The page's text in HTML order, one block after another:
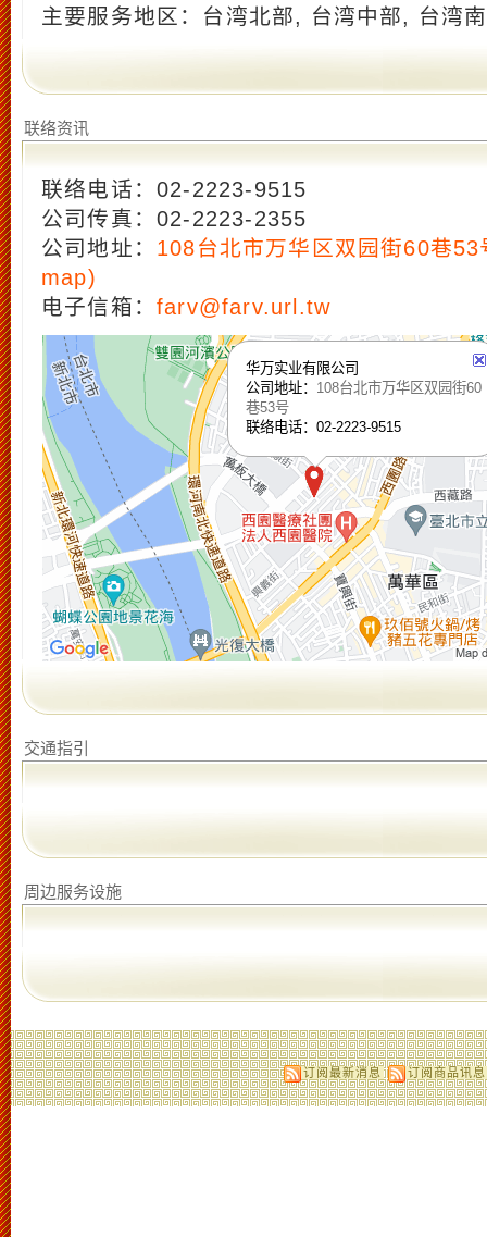
主要服务地区：台湾北部, 台湾中部, 台湾
联络资讯
联络电话：02-2223-9515
公司传真：02-2223-2355
公司地址： 108台北市万华区双园街60巷
map)
电子信箱： farv@farv.url.tw
华万实业有限公司
公司地址： 108台北市万华区双园街60
巷53号
联络电话：02-2223-9515
交通指引
周边服务设施
订阅最新消息 订阅商品讯息